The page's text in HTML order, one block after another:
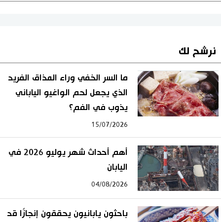
نرشح لك
ما السر الخفي وراء المذاق الفريد
الذي يجعل لحم الواغيو الياباني
يذوب في الفم؟
15/07/2026
أهم أحداث شهر يوليو 2026 في
اليابان
04/08/2026
باحثون يابانيون يحققون إنجازًا قد